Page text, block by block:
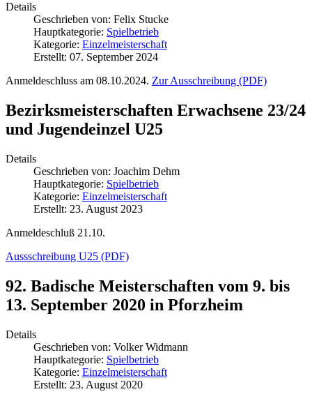
Details
Geschrieben von: Felix Stucke
Hauptkategorie: Spielbetrieb
Kategorie: Einzelmeisterschaft
Erstellt: 07. September 2024
Anmeldeschluss am 08.10.2024. Zur Ausschreibung (PDF)
Bezirksmeisterschaften Erwachsene 23/24
und Jugendeinzel U25
Details
Geschrieben von: Joachim Dehm
Hauptkategorie: Spielbetrieb
Kategorie: Einzelmeisterschaft
Erstellt: 23. August 2023
Anmeldeschluß 21.10.
Aussschreibung U25 (PDF)
92. Badische Meisterschaften vom 9. bis
13. September 2020 in Pforzheim
Details
Geschrieben von: Volker Widmann
Hauptkategorie: Spielbetrieb
Kategorie: Einzelmeisterschaft
Erstellt: 23. August 2020